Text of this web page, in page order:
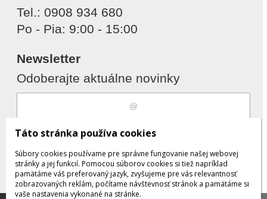
Tel.: 0908 934 680
Po - Pia: 9:00 - 15:00
Newsletter
Odoberajte aktuálne novinky
Súhlasím sspracovaním osobných
údajov
Odobrať Pridať
Táto stránka používa cookies
Súbory cookies používame pre správne fungovanie našej webovej
stránky a jej funkcií. Pomocou súborov cookies si tiež napríklad
pamätáme váš preferovaný jazyk, zvyšujeme pre vás relevantnosť
zobrazovaných reklám, počítame návštevnosť stránok a pamätáme si
vaše nastavenia vykonané na stránke.